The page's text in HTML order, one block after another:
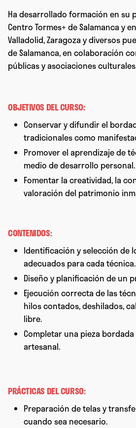
Ha desarrollado formación en su
Centro Tormes+ de Salamanca y
Valladolid, Zaragoza y diversos
de Salamanca, en colaboración
públicas y asociaciones
OBJETIVOS DEL CURSO:
Conservar y difundir el
tradicionales como
Promover el aprendizaje de
medio de desarrollo personal.
Fomentar la creatividad, la
valoración del patrimonio
CONTENIDOS:
Identificación y selección de
adecuados para cada técnica.
Diseño y planificación de un
Ejecución correcta de las
hilos contados, deshilados,
libre.
Completar una pieza
artesanal.
PRÁCTICAS DEL CURSO:
Preparación de telas y
cuando sea necesario.